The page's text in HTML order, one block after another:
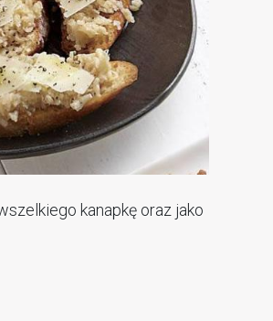
kanapkę oraz jako